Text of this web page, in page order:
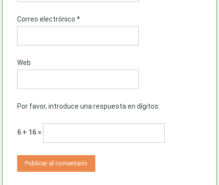
Correo electrónico *
Web
Por favor, introduce una respuesta en dígitos:
6 + 16 =